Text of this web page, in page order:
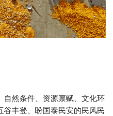
然条件、资源禀赋、文化环
丰登、盼国泰民安的民风民